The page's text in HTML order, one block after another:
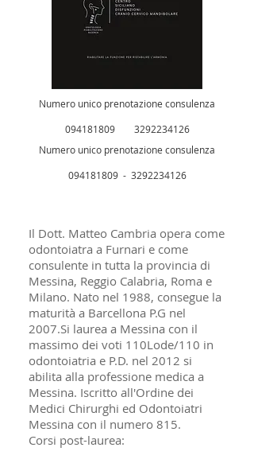
Numero unico prenotazione consulenza
094181809 3292234126
Numero unico prenotazione consulenza
094181809 - 3292234126
Il Dott. Matteo Cambria opera come
odontoiatra a Furnari e come
consulente in tutta la provincia di
Messina, Reggio Calabria, Roma e
Milano. Nato nel 1988, consegue la
maturità a Barcellona P.G nel
2007.Si laurea a Messina con il
massimo dei voti 110Lode/110 in
odontoiatria e P.D. nel 2012 si
abilita alla professione medica a
Messina. Iscritto all'Ordine dei
Medici Chirurghi ed Odontoiatri
Messina con il numero 815.
Corsi post-laurea: